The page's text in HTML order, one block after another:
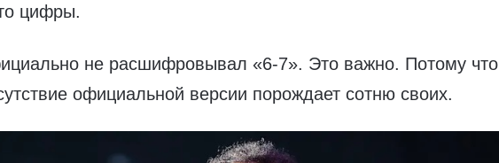
цифры.
не расшифровывал «6-7». Это важно. Потому что
официальной версии порождает сотню своих.